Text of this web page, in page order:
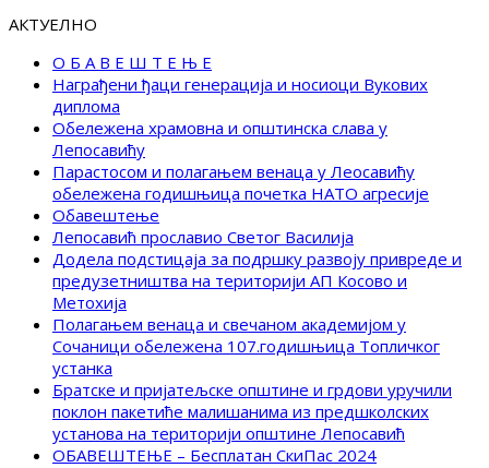
АКТУЕЛНО
О Б А В Е Ш Т Е Њ Е
Награђени ђаци генерација и носиоци Вукових
диплома
Обележена храмовна и општинска слава у
Лепосавићу
Парастосом и полагањем венаца у Леосавићу
обележена годишњица почетка НАТО агресије
Обавештење
Лепосавић прославио Светог Василија
Додела подстицаја за подршку развоју привреде и
предузетништва на територији АП Косово и
Метохија
Полагањем венаца и свечаном академијом у
Сочаници обележена 107.годишњица Топличког
устанка
Братске и пријатељске општине и грдови уручили
поклон пакетиће малишанима из предшколских
установа на територији општине Лепосавић
ОБАВЕШТЕЊЕ – Бесплатан СкиПас 2024